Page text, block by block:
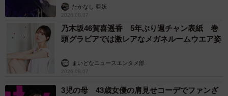
たかなし 亜妖
2026.08.07
乃木坂46賀喜遥香 5年ぶり週チャン表紙 巻
頭グラビアでは激レアなメガネルームウエア姿
まいどなニュースエンタメ部
2026.08.07
3児の母 43歳女優の肩見せコーデでファンざ